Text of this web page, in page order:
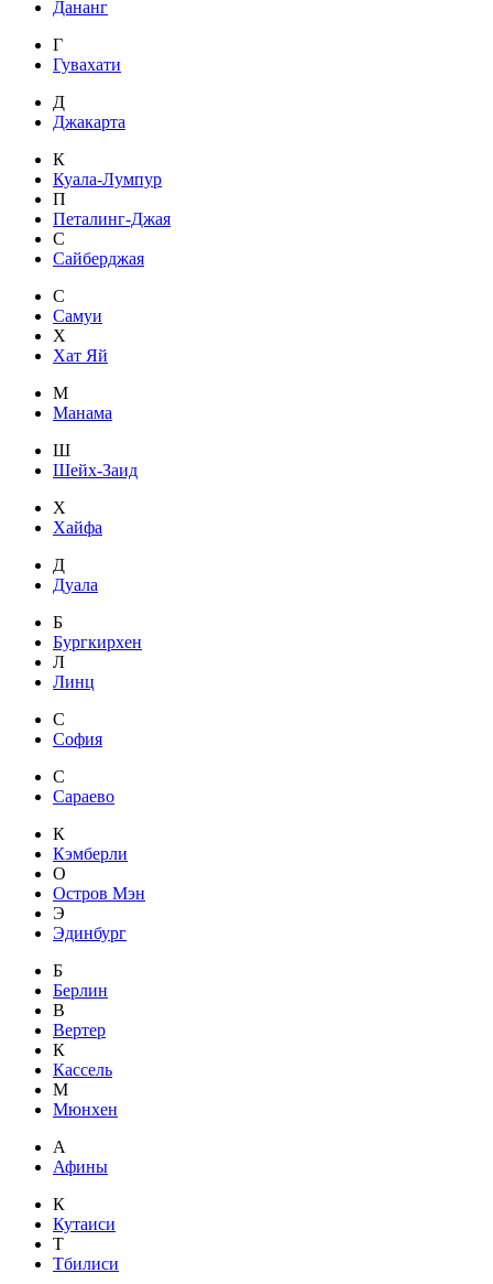
Дананг
Г
Гувахати
Д
Джакарта
К
Куала-Лумпур
П
Петалинг-Джая
С
Сайберджая
С
Самуи
Х
Хат Яй
М
Манама
Ш
Шейх-Заид
Х
Хайфа
Д
Дуала
Б
Бургкирхен
Л
Линц
С
София
С
Сараево
К
Кэмберли
О
Остров Мэн
Э
Эдинбург
Б
Берлин
В
Вертер
К
Кассель
М
Мюнхен
А
Афины
К
Кутаиси
Т
Тбилиси